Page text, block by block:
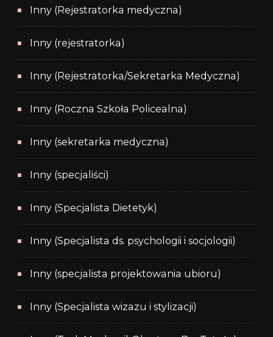
Inny (Rejestratorka medyczna)
Inny (rejestratorka)
Inny (Rejestratorka/Sekretarka Medyczna)
Inny (Roczna Szkoła Policealna)
Inny (sekretarka medyczna)
Inny (specjaliści)
Inny (Specjalista Dietetyk)
Inny (Specjalista ds. psychologii i socjologii)
Inny (specjalista projektowania ubioru)
Inny (Specjalista wizazu i stylizacji)